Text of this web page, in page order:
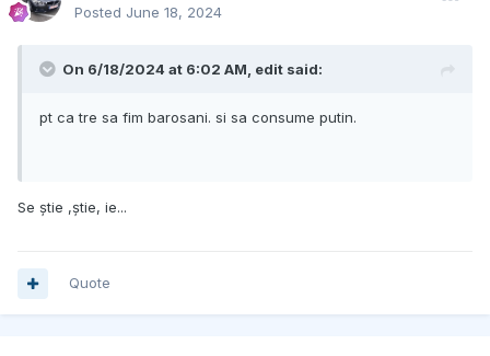
Posted June 18, 2024
On 6/18/2024 at 6:02 AM, edit said:
pt ca tre sa fim barosani. si sa consume putin.
Se știe ,știe, ie...
Quote